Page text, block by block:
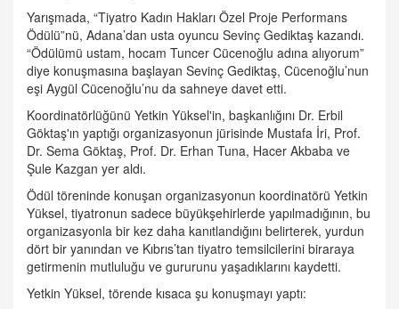
Yarışmada, “Tiyatro Kadın Hakları Özel Proje Performans
Ödülü”nü, Adana’dan usta oyuncu Sevinç Gediktaş kazandı.
“Ödülümü ustam, hocam Tuncer Cücenoğlu adına alıyorum”
diye konuşmasına başlayan Sevinç Gediktaş, Cücenoğlu’nun
eşi Aygül Cücenoğlu’nu da sahneye davet etti.
Koordinatörlüğünü Yetkin Yüksel'in, başkanlığını Dr. Erbil
Göktaş'ın yaptığı organizasyonun jürisinde Mustafa İri, Prof.
Dr. Sema Göktaş, Prof. Dr. Erhan Tuna, Hacer Akbaba ve
Şule Kazgan yer aldı.
Ödül töreninde konuşan organizasyonun koordinatörü Yetkin
Yüksel, tiyatronun sadece büyükşehirlerde yapılmadığının, bu
organizasyonla bir kez daha kanıtlandığını belirterek, yurdun
dört bir yanından ve Kıbrıs’tan tiyatro temsilcilerini biraraya
getirmenin mutluluğu ve gururunu yaşadıklarını kaydetti.
Yetkin Yüksel, törende kısaca şu konuşmayı yaptı: